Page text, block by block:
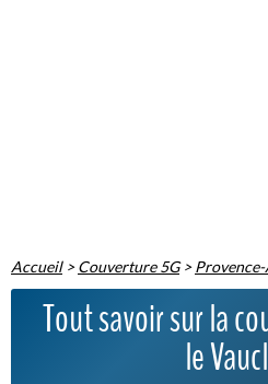
Accueil>Couverture 5G>
Tout savoir sur la
le